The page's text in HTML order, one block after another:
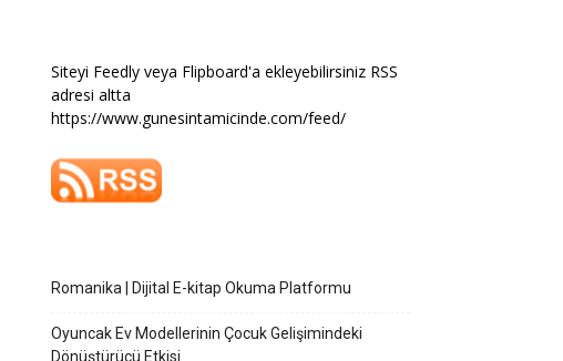
Siteyi Feedly veya Flipboard'a ekleyebilirsiniz RSS
adresi altta
https://www.gunesintamicinde.com/feed/
Romanika | Dijital E-kitap Okuma Platformu
Oyuncak Ev Modellerinin Çocuk Gelişimindeki
Dönüştürücü Etkisi